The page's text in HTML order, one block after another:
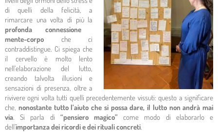
di quelli della felicità, a
rimarcare una volta di più la
profonda connessione
mente-corpo che ci
contraddistingue. Ci spiega che
il cervello è molto lento
nell’elaborazione del lutto,
creando talvolta illusioni e
sensazioni di presenza, oltre a
rivivere ogni volta tutti quelli precedentemente vissuti: questo a significare
che, nonostante tutto l’aiuto che si possa dare, il lutto non andrà mai
via . Si parla di “pensiero magico” come modo di elaborarlo e
dell’importanza dei ricordi e dei rituali concreti